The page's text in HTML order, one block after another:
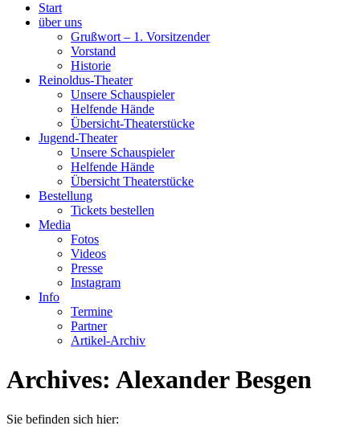
Start
über uns
Grußwort – 1. Vorsitzender
Vorstand
Historie
Reinoldus-Theater
Unsere Schauspieler
Helfende Hände
Übersicht-Theaterstücke
Jugend-Theater
Unsere Schauspieler
Helfende Hände
Übersicht Theaterstücke
Bestellung
Tickets bestellen
Media
Fotos
Videos
Presse
Instagram
Info
Termine
Partner
Artikel-Archiv
Archives: Alexander Besgen
Sie befinden sich hier: